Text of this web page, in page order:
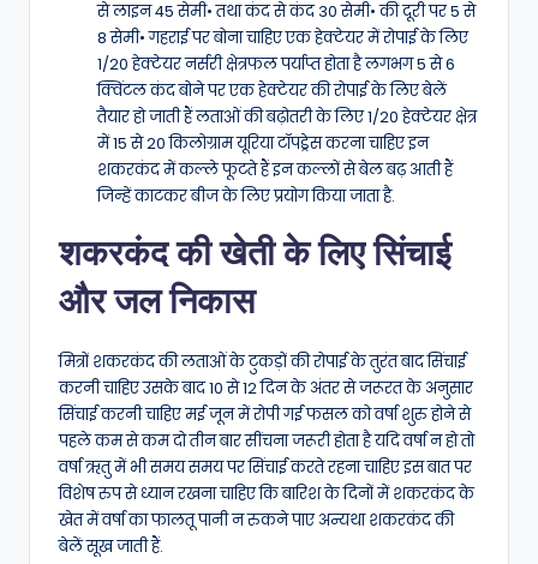
से लाइन 45 सेमी• तथा कंद से कंद 30 सेमी• की दूरी पर 5 से
8 सेमी• गहराई पर बोना चाहिए एक हेक्टेयर में रोपाई के लिए
1/20 हेक्टेयर नर्सरी क्षेत्रफल पर्याप्त होता है लगभग 5 से 6
क्विंटल कंद बोने पर एक हेक्टेयर की रोपाई के लिए बेलें
तैयार हो जाती हैं लताओं की बढ़ोतरी के लिए 1/20 हेक्टेयर क्षेत्र
में 15 से 20 किलोग्राम यूरिया टॉपड्रेस करना चाहिए इन
शकरकंद में कल्ले फूटते हैं इन कल्लों से बेल बढ़ आती हैं
जिन्हें काटकर बीज के लिए प्रयोग किया जाता है.
शकरकंद की खेती के लिए सिंचाई
और जल निकास
मित्रों शकरकंद की लताओं के टुकड़ों की रोपाई के तुरंत बाद सिंचाई
करनी चाहिए उसके बाद 10 से 12 दिन के अंतर से जरूरत के अनुसार
सिंचाई करनी चाहिए मई जून में रोपी गई फसल को वर्षा शुरु होने से
पहले कम से कम दो तीन बार सींचना जरूरी होता है यदि वर्षा न हो तो
वर्षा ऋतु में भी समय समय पर सिंचाई करते रहना चाहिए इस बात पर
विशेष रुप से ध्यान रखना चाहिए कि बारिश के दिनों में शकरकंद के
खेत में वर्षा का फालतू पानी न रुकने पाए अन्यथा शकरकंद की
बेलें सूख जाती हैं.